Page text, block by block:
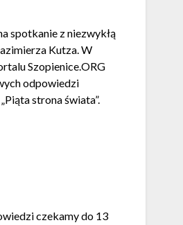
spotkanie z niezwykłą
Kutza. W
Szopienice.ORG
odpowiedzi
strona świata”.
czekamy do 13